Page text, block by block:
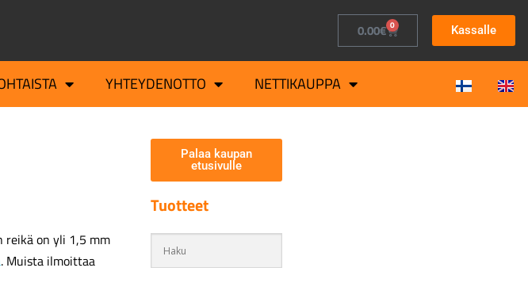
0.00€ 0 Kassalle
YHTEYDENOTTO NETTIKAUPPA
reikä on yli 1,5 mm
. Muista ilmoittaa
Palaa kaupan
etusivulle
Tuotteet